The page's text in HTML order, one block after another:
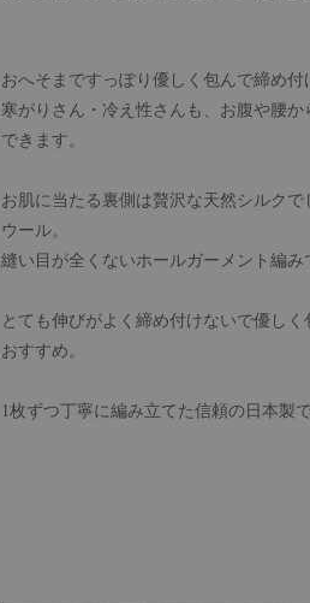
おへそまですっぽり優しく包んで締め
寒がりさん・冷え性さんも、お腹や腰
できます。
お肌に当たる裏側は贅沢な天然シルク
ウール。
縫い目が全くないホールガーメント編み
とても伸びがよく締め付けないで優し
おすすめ。
1枚ずつ丁寧に編み立てた信頼の日本製で